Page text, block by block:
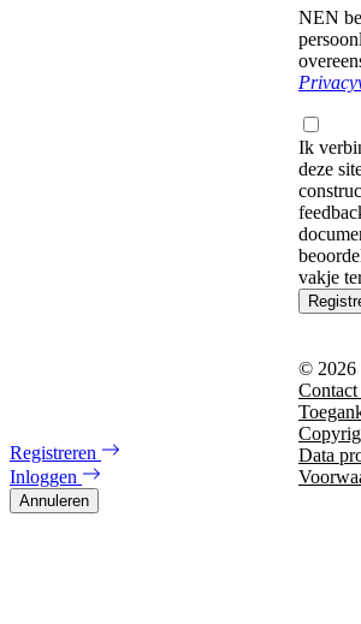
Registreren
Inloggen
NEN
Ik
deze
vakje
© 2026
Data
Annuleren